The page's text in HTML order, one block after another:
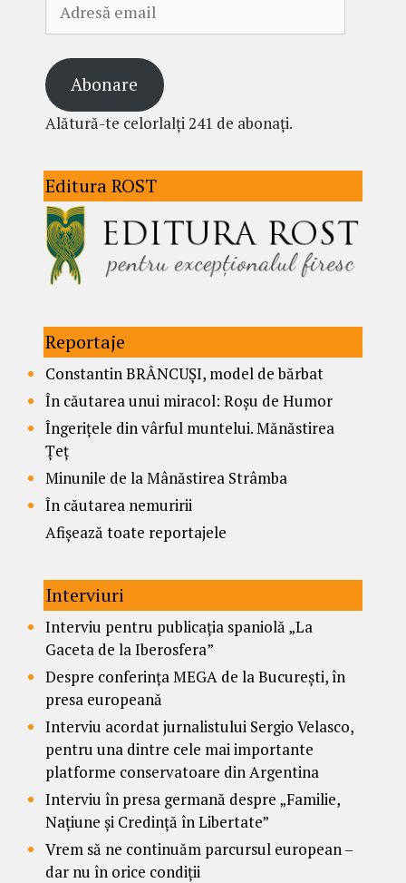
email
Abonare
Alătură-te celorlalți 241 de abonați.
Editura ROST
Reportaje
Constantin BRÂNCUȘI, model de bărbat
În căutarea unui miracol: Roșu de Humor
Îngerițele din vârful muntelui. Mănăstirea
Țeț
Minunile de la Mânăstirea Strâmba
În căutarea nemuririi
Afișează toate reportajele
Interviuri
Interviu pentru publicația spaniolă „La
Gaceta de la Iberosfera”
Despre conferința MEGA de la București, în
presa europeană
Interviu acordat jurnalistului Sergio Velasco,
pentru una dintre cele mai importante
platforme conservatoare din Argentina
Interviu în presa germană despre „Familie,
Națiune și Credință în Libertate”
Vrem să ne continuăm parcursul european –
dar nu în orice condiții